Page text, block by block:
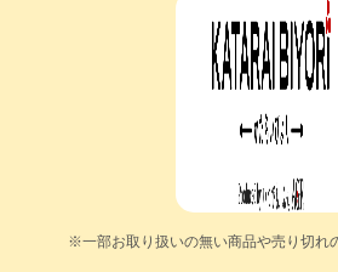
※一部お取り扱いの無い商品や売り切れ